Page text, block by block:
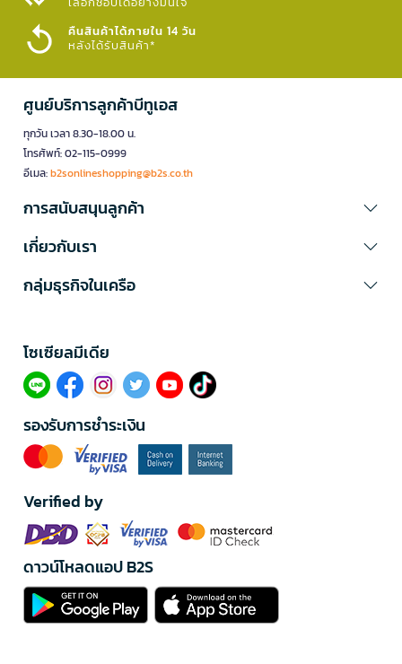
คืนสินค้าได้ภายใน 14 วัน
หลังได้รับสินค้า*
ศูนย์บริการลูกค้าบีทูเอส
ทุกวัน เวลา 8.30-18.00 น.
โทรศัพท์: 02-115-0999
อีเมล:b2sonlineshopping@b2s.co.th
การสนับสนุนลูกค้า
เกี่ยวกับเรา
กลุ่มธุรกิจในเครือ
โซเซียลมีเดีย​
รองรับการชำระเงิน
Verified by
ดาวน์โหลดแอป B2S